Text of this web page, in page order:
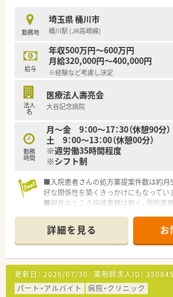
勤務地
埼玉県 桶川市
桶川駅 (JR高崎線)
給与
年収500万円～600万円
月給320,000円～400,000円
※経験など考慮し決定
法人
名
医療法人壽亮会
大谷記念病院
勤務
時間
月～金 9：00～17：30（休憩90分）
土 9：00～13：00（休憩00分）
※週労働35時間程度
※シフト制
■入院患者さんの処方薬提案件数は約月
好な関係性を築くきっかけにもなってい
■現在のところ病棟業務は無く、調剤業務
導入しております。
■業務ではエクセルやワード等を用いた
行っていただきます。
詳細を見る お
更新日： 2026/07/30 薬剤師求人ID： 350845
パート・アルバイト
病院・クリニック